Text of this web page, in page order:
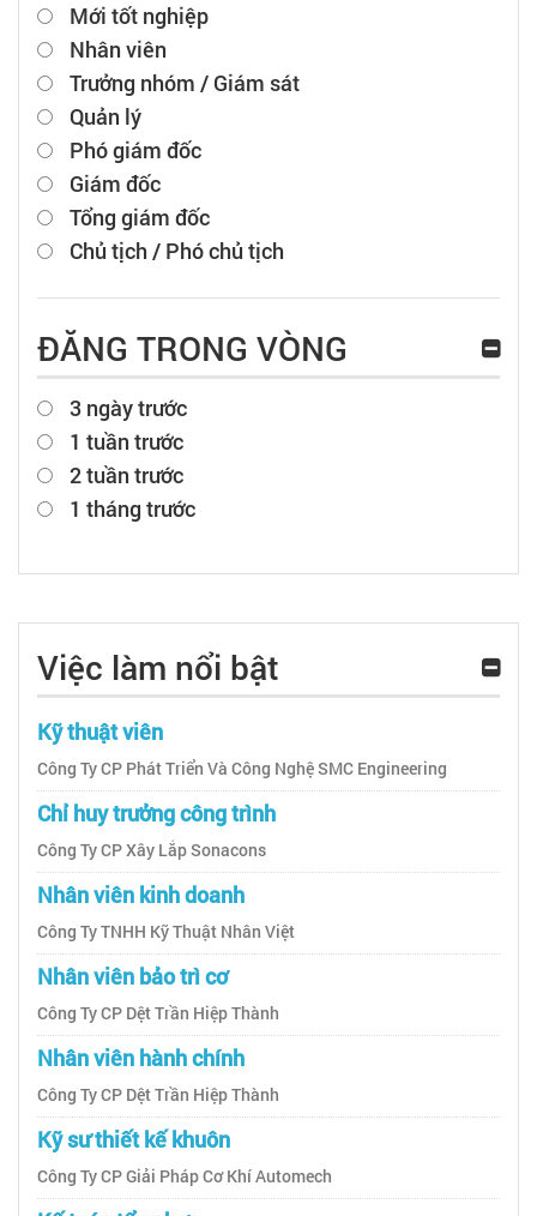
Mới tốt nghiệp
Nhân viên
Trưởng nhóm / Giám sát
Quản lý
Phó giám đốc
Giám đốc
Tổng giám đốc
Chủ tịch / Phó chủ tịch
ĐĂNG TRONG VÒNG
3 ngày trước
1 tuần trước
2 tuần trước
1 tháng trước
Việc làm nổi bật
Kỹ thuật viên
Công Ty CP Phát Triển Và Công Nghệ SMC Engineering
Chỉ huy trưởng công trình
Công Ty CP Xây Lắp Sonacons
Nhân viên kinh doanh
Công Ty TNHH Kỹ Thuật Nhân Việt
Nhân viên bảo trì cơ
Công Ty CP Dệt Trần Hiệp Thành
Nhân viên hành chính
Công Ty CP Dệt Trần Hiệp Thành
Kỹ sư thiết kế khuôn
Công Ty CP Giải Pháp Cơ Khí Automech